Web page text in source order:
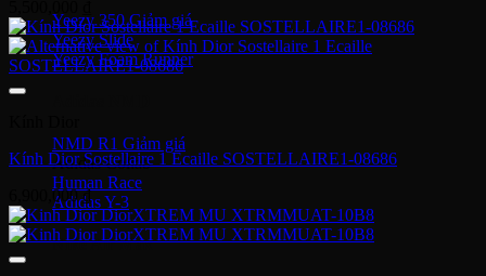
Yeezy 350
Yeezy Slide
Yeezy Foam Runner
NMD R1
Adidas Collab
Human Race
Adidas Y-3
Nike Air Max
Kính Dior Sostellaire 1 Ecaille SOSTELLAIRE1-08686
6,900,000₫